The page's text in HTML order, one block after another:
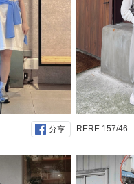
分享 RERE 157/46